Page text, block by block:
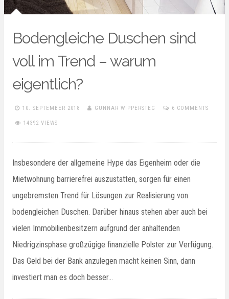
Bodengleiche Duschen sind
voll im Trend – warum
eigentlich?
10. SEPTEMBER 2018 GUNNAR WIPPERSTEG 6 COMMENTS
14392 VIEWS
Insbesondere der allgemeine Hype das Eigenheim oder die
Mietwohnung barrierefrei auszustatten, sorgen für einen
ungebremsten Trend für Lösungen zur Realisierung von
bodengleichen Duschen. Darüber hinaus stehen aber auch bei
vielen Immobilienbesitzern aufgrund der anhaltenden
Niedrigzinsphase großzügige finanzielle Polster zur Verfügung.
Das Geld bei der Bank anzulegen macht keinen Sinn, dann
investiert man es doch besser…